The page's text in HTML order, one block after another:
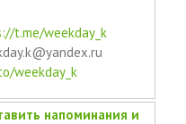
t.me/weekday_k
weekday_k
напоминания и